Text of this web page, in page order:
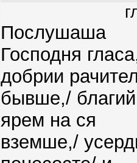
Послушаша
Господня
добрии
бывше,/
ярем на ся
вземше,/